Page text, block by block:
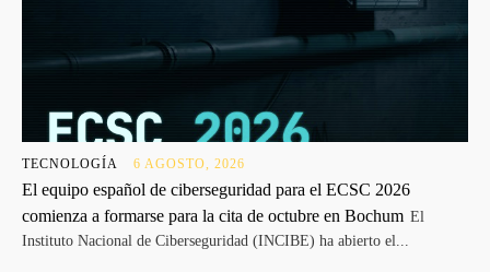
TECNOLOGÍA 6 AGOSTO, 2026
El equipo español de ciberseguridad para el ECSC 2026
comienza a formarse para la cita de octubre en Bochum El
Instituto Nacional de Ciberseguridad (INCIBE) ha abierto el...